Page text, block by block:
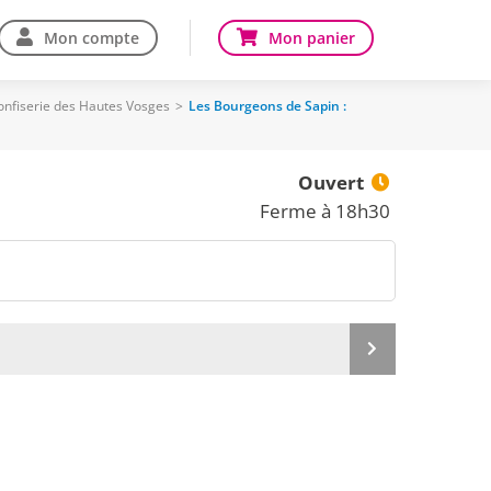
Mon compte Mon panier
des Hautes Vosges > Les Bourgeons de Sapin :
Ouvert
Ferme à 18h30
Produit
suivant